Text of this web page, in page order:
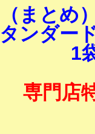
（まとめ
タンダー
1
専門店